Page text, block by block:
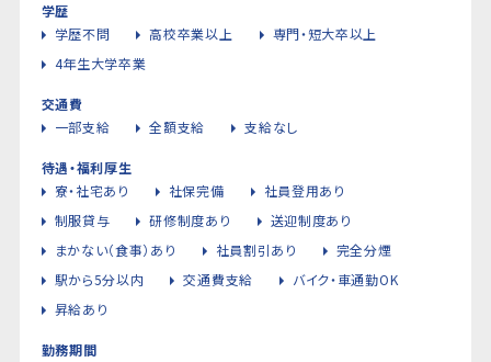
学歴
学歴不問
高校卒業以上
専門・短大卒以上
4年生大学卒業
交通費
一部支給
全額支給 支給なし
待遇・福利厚生
寮・社宅あり
社保完備
社員登用あり
制服貸与
研修制度あり
送迎制度あり
まかない（食事）あり
社員割引あり
完全分煙
駅から5分以内
交通費支給
バイク・車通勤OK
昇給あり
勤務期間